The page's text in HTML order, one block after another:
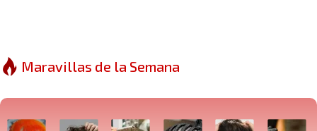
Maravillas de la Semana